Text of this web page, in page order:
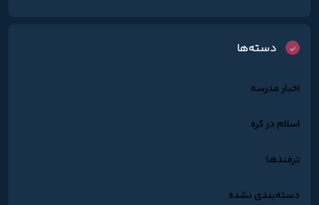
دسته‌ها
اخبار مدرسه
اسلام در کره
ترفندها
دسته‌بندی نشده